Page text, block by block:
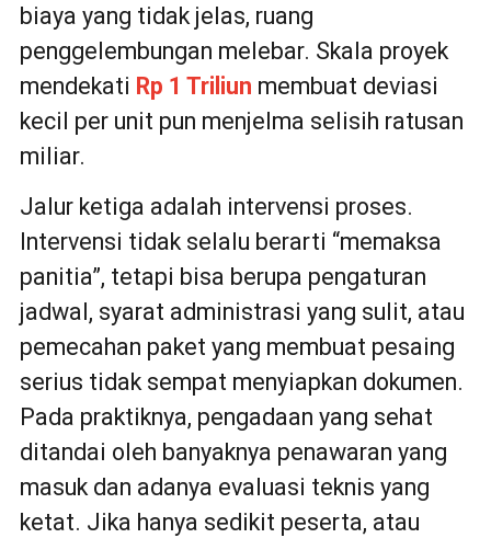
biaya yang tidak jelas, ruang
penggelembungan melebar. Skala proyek
mendekati Rp 1 Triliun membuat deviasi
kecil per unit pun menjelma selisih ratusan
miliar.
Jalur ketiga adalah intervensi proses.
Intervensi tidak selalu berarti “memaksa
panitia”, tetapi bisa berupa pengaturan
jadwal, syarat administrasi yang sulit, atau
pemecahan paket yang membuat pesaing
serius tidak sempat menyiapkan dokumen.
Pada praktiknya, pengadaan yang sehat
ditandai oleh banyaknya penawaran yang
masuk dan adanya evaluasi teknis yang
ketat. Jika hanya sedikit peserta, atau